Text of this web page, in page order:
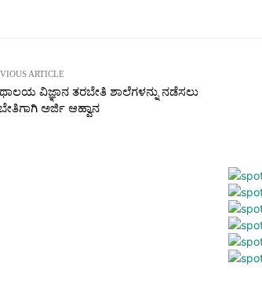
ARTICLE
ವಿಜ್ಞಾನ ತರಬೇತಿ ಶಾಲೆಗಳನ್ನು ನಡೆಸಲು
ಅರ್ಜಿ ಆಹ್ವಾನ